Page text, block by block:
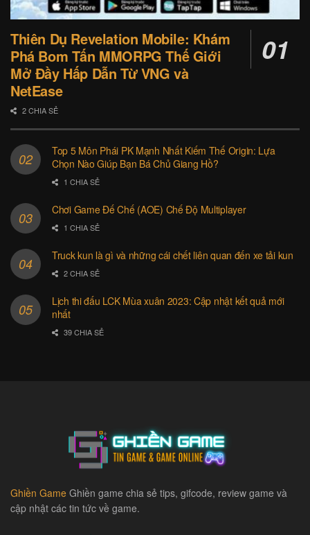
Thiên Dụ Revelation Mobile: Khám
Phá Bom Tấn MMORPG Thế Giới
Mở Đầy Hấp Dẫn Từ VNG và
NetEase
2 CHIA SẺ
Top 5 Môn Phái PK Mạnh Nhất Kiếm Thế Origin: Lựa
Chọn Nào Giúp Bạn Bá Chủ Giang Hồ?
1 CHIA SẺ
Chơi Game Đế Chế (AOE) Chế Độ Multiplayer
1 CHIA SẺ
Truck kun là gì và những cái chết liên quan đến xe tải kun
2 CHIA SẺ
Lịch thi đấu LCK Mùa xuân 2023: Cập nhật kết quả mới
nhất
39 CHIA SẺ
Ghiền Game Ghiền game chia sẻ tips, gifcode, review game và
cập nhật các tin tức về game.